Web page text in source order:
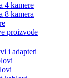
4 kamere
8 kamera
proizvode
i adapteri